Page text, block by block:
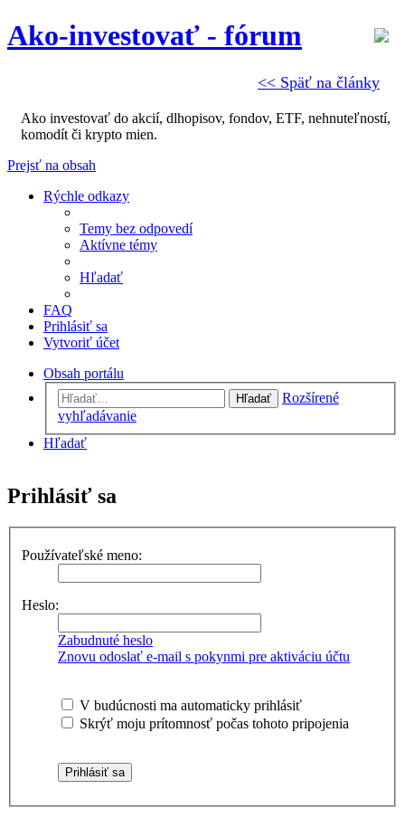
<< Späť na články
Ako-investovať - fórum
Ako investovať do akcií, dlhopisov, fondov, ETF, nehnuteľností,
komodít či krypto mien.
Prejsť na obsah
Rýchle odkazy
Temy bez odpovedí
Aktívne témy
Hľadať
FAQ
Prihlásiť sa
Vytvoriť účet
Obsah portálu
Hľadať
Rozšírené
vyhľadávanie
Hľadať
Prihlásiť sa
Používateľské meno:
Heslo:
Zabudnuté heslo
Znovu odoslať e-mail s pokynmi pre aktiváciu účtu
V budúcnosti ma automaticky prihlásiť
Skrýť moju prítomnosť počas tohoto pripojenia